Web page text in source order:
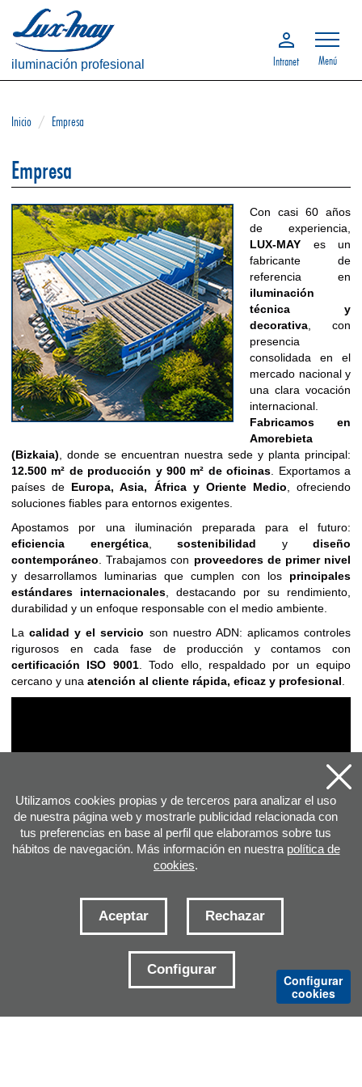
iluminación profesional Intranet Menú
Inicio / Empresa
Empresa
Con casi 60 años
de experiencia,
LUX-MAY es un
fabricante de
referencia en
iluminación
técnica y
decorativa , con
presencia
consolidada en el
mercado nacional y
una clara vocación
internacional.
Fabricamos en
Amorebieta
(Bizkaia) , donde se encuentran nuestra sede y planta principal:
12.500 m² de producción y 900 m² de oficinas . Exportamos a
países de Europa, Asia, África y Oriente Medio , ofreciendo
soluciones fiables para entornos exigentes.
Apostamos por una iluminación preparada para el futuro:
eficiencia energética, sostenibilidad y diseño
contemporáneo . Trabajamos con proveedores de primer nivel
y desarrollamos luminarias que cumplen con los principales
estándares internacionales , destacando por su rendimiento,
durabilidad y un enfoque responsable con el medio ambiente.
Lacalidad y el servicio son nuestro ADN: aplicamos controles
rigurosos en cada fase de producción y contamos con
certificación ISO 9001. Todo ello, respaldado por un equipo
cercano y una atención al cliente rápida, eficaz y profesional
E-MAILS CONTACTO
Utilizamos cookies propias y de terceros para analizar el uso
de nuestra página web y mostrarle publicidad relacionada con
tus preferencias en base al perfil que elaboramos sobre tus
hábitos de navegación. Más información en nuestra política de
cookies.
Aceptar Rechazar
Configurar
Configurar
cookies